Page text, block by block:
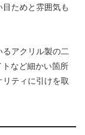
ためと雰囲気も
アクリル製の二
など細かい箇所
ティに引けを取